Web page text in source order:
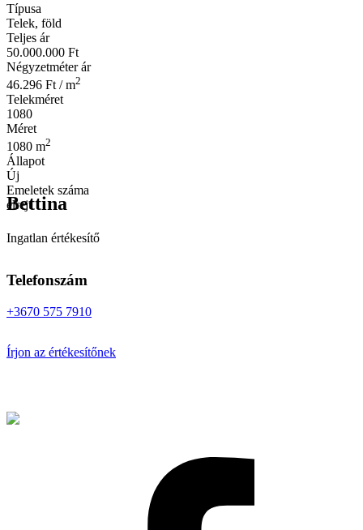
Típusa
Telek, föld
Teljes ár
50.000.000 Ft
Négyzetméter ár
46.296 Ft / m2
Telekméret
1080
Méret
1080 m2
Állapot
Új
Emeletek száma
elrejt
Bettina
Ingatlan értékesítő
Telefonszám
+3670 575 7910
Írjon az értékesítőnek